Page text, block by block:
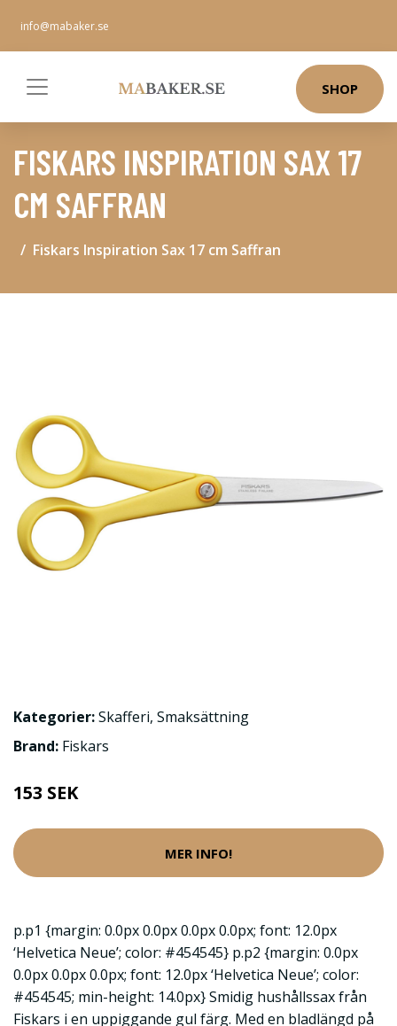
info@mabaker.se
SHOP
FISKARS INSPIRATION SAX 17
CM SAFFRAN
Fiskars Inspiration Sax 17 cm Saffran
Kategorier:Skafferi, Smaksättning
Brand: Fiskars
153 SEK
MER INFO!
p.p1 {margin: 0.0px 0.0px 0.0px 0.0px; font: 12.0px
‘Helvetica Neue’; color: #454545} p.p2 {margin: 0.0px
0.0px 0.0px 0.0px; font: 12.0px ‘Helvetica Neue’; color:
#454545; min-height: 14.0px} Smidig hushållssax från
Fiskars i en uppiggande gul färg. Med en bladlängd på